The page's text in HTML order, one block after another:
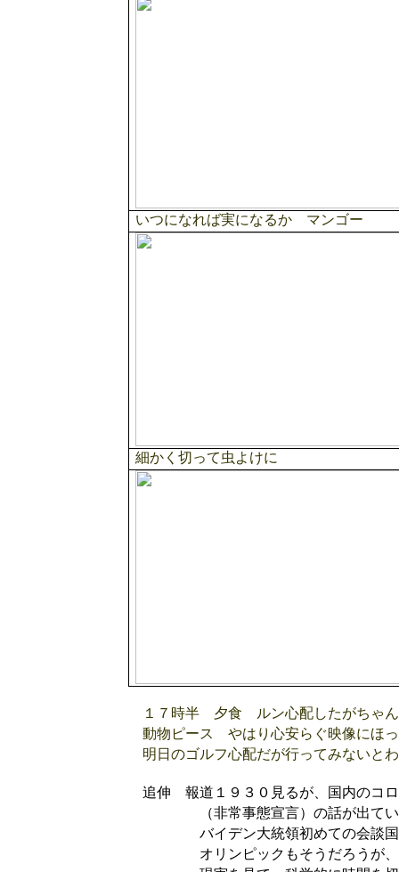
いつになれば実になるか マンゴー
細かく切って虫よけに
１７時半 夕食 ルン心配したがちゃん
動物ピース やはり心安らぐ映像にほっ
明日のゴルフ心配だが行ってみないと
追伸 報道１９３０見るが、国内のコ
（非常事態宣言）の話が出ている
バイデン大統領初めての会談国家
オリンピックもそうだろうが、が